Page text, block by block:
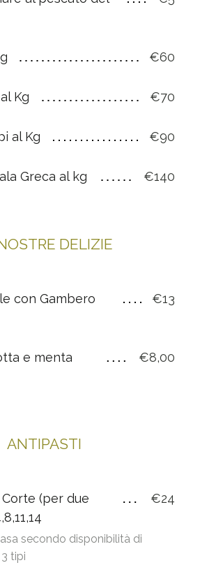
€60
Kg €70
al Kg €90
Greca al kg €140
DELIZIE
con Gambero
€13
e menta
€8,00
ANTIPASTI
(per due
€24
secondo disponibilità di
tipi